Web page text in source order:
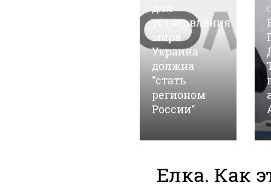
для
установления
мира
Украина
должна
"стать
регионом
России"
Елка. Как